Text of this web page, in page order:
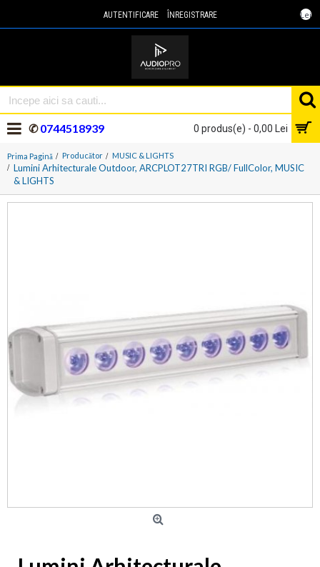
Lei
AUTENTIFICARE ÎNREGISTRARE
0 produs(e) - 0,00 Lei
✆0744518939
Prima Pagină Producător MUSIC & LIGHTS
Lumini Arhitecturale Outdoor, ARCPLOT27TRI RGB/ FullColor, MUSIC
& LIGHTS